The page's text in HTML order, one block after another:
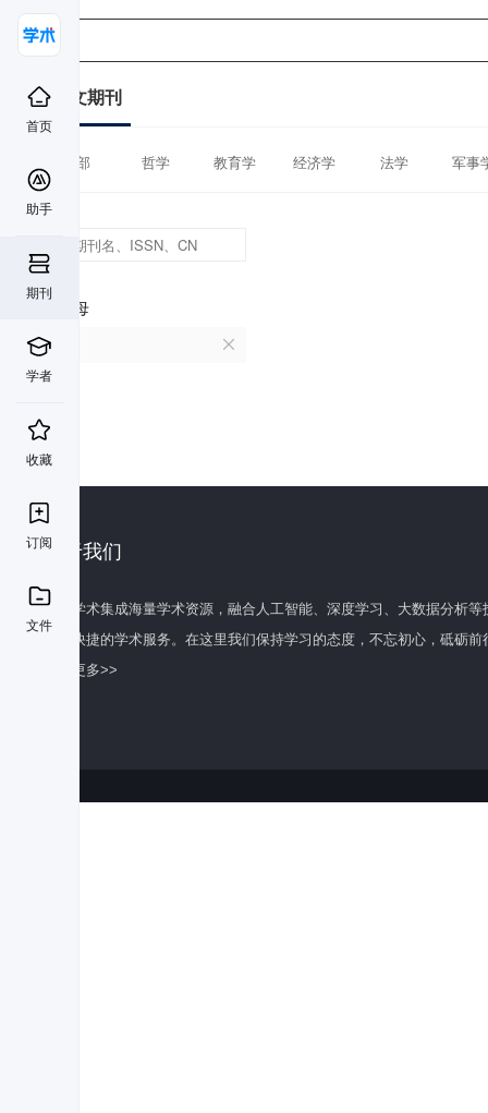
首页
助手
期刊
学者
收藏
订阅
文件
中文期刊
全部 哲学 教育学 经济学 法学 军事
首字母
V
关于我们
百度学术集成海量学术资源，融合人工智能、深度学习、大数据分析
全面快捷的学术服务。在这里我们保持学习的态度，不忘初心，砥砺前
了解更多>>